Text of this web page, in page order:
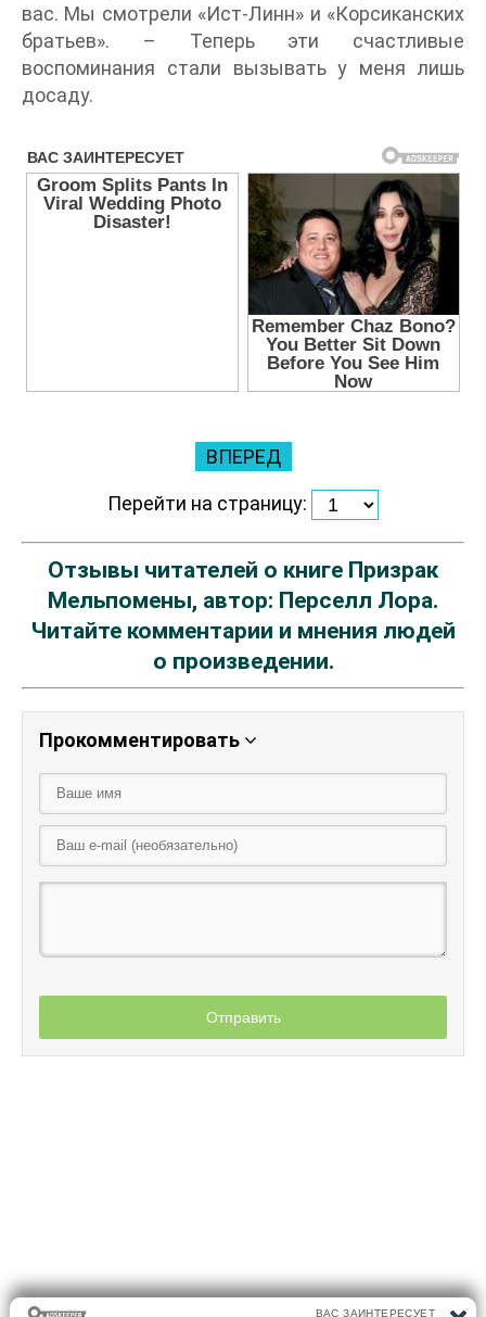
вас. Мы смотрели «Ист-Линн» и «Корсиканских
братьев». – Теперь эти счастливые
воспоминания стали вызывать у меня лишь
досаду.
ВПЕРЕД
Перейти на страницу:
Отзывы читателей о книге Призрак
Мельпомены, автор: Перселл Лора.
Читайте комментарии и мнения людей
о произведении.
Прокомментировать
Отправить